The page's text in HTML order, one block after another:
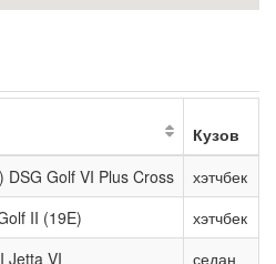
Кузов
DSG Golf VI Plus Cross
хэтчбек
II (19E)
хэтчбек
Jetta VI
седан